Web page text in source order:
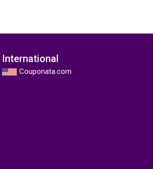
International
Couponata.com